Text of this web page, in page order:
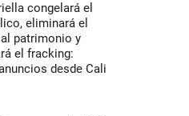
congelará el
eliminará el
patrimonio y
el fracking:
desde Cali